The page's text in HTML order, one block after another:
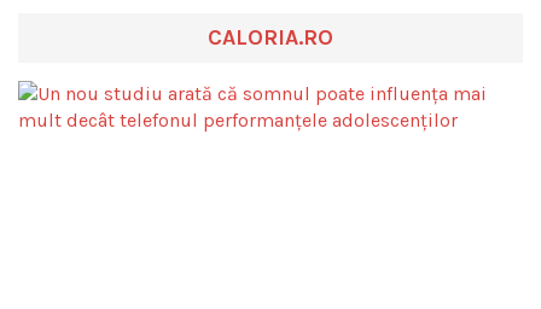
CALORIA.RO